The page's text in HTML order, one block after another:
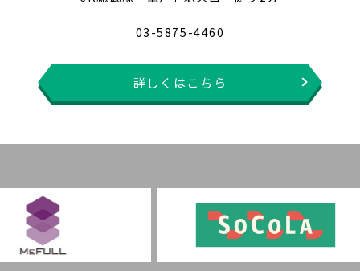
03-5875-4460
詳しくはこちら